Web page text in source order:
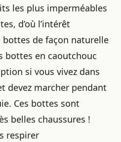
les plus imperméables
d’où l’intérêt
de façon naturelle
bottes en caoutchouc
si vous vivez dans
devez marcher pendant
Ces bottes sont
belles chaussures !
respirer